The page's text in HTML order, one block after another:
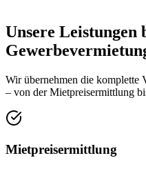
Unsere Leistungen
Wir übernehmen die komplette
– von der Mietpreisermittlung
Mietpreisermittlung